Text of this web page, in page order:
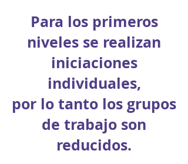
Para los primeros
niveles se realizan
iniciaciones
individuales,
por lo tanto los grupos
de trabajo son
reducidos.